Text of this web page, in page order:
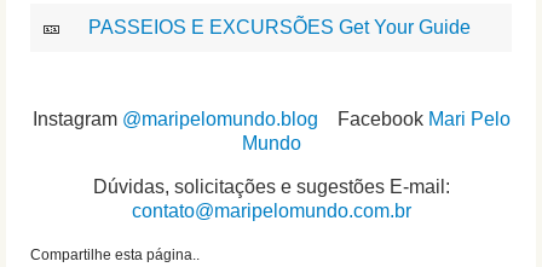
🎫 PASSEIOS E EXCURSÕES Get Your Guide
Instagram @maripelomundo.blog Facebook Mari Pelo
Mundo
Dúvidas, solicitações e sugestões E-mail:
contato@maripelomundo.com.br
Compartilhe esta página..